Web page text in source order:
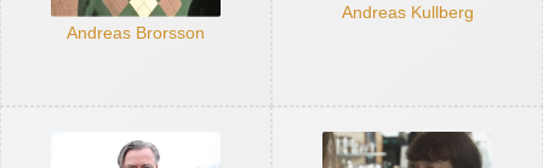
Andreas Brorsson
Andreas Kullberg